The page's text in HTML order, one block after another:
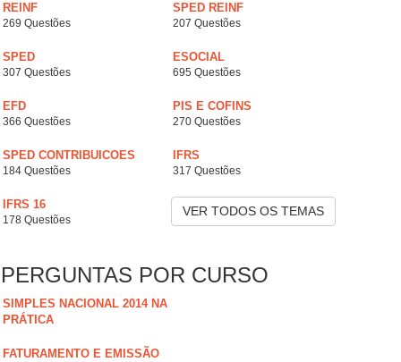
REINF
269 Questões
SPED REINF
207 Questões
SPED
307 Questões
ESOCIAL
695 Questões
EFD
366 Questões
PIS E COFINS
270 Questões
SPED CONTRIBUICOES
184 Questões
IFRS
317 Questões
IFRS 16
178 Questões
VER TODOS OS TEMAS
PERGUNTAS POR CURSO
SIMPLES NACIONAL 2014 NA
PRÁTICA
FATURAMENTO E EMISSÃO